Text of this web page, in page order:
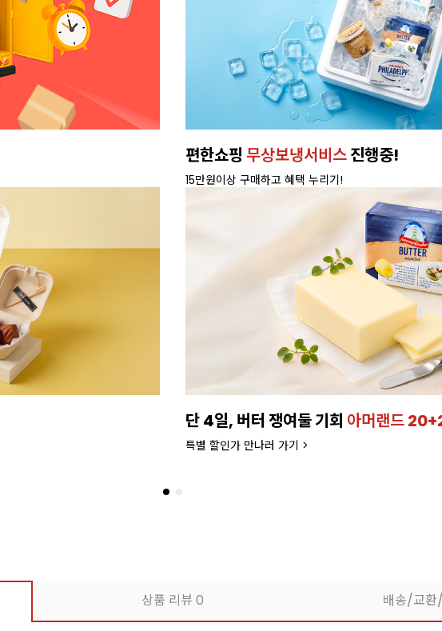
편한쇼핑 무상보냉서비스진행중!
15만원이상 구매하고 혜택 누리기!
단 4일, 버터 쟁여둘 기회 아머랜드
특별 할인가 만나러 가기 >
상품 리뷰0 배송/교